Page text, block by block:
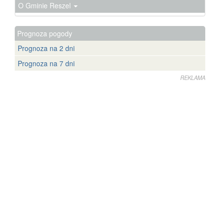
O Gminie Reszel
Prognoza pogody
Prognoza na 2 dni
Prognoza na 7 dni
REKLAMA